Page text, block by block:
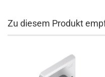
Zu diesem Produkt